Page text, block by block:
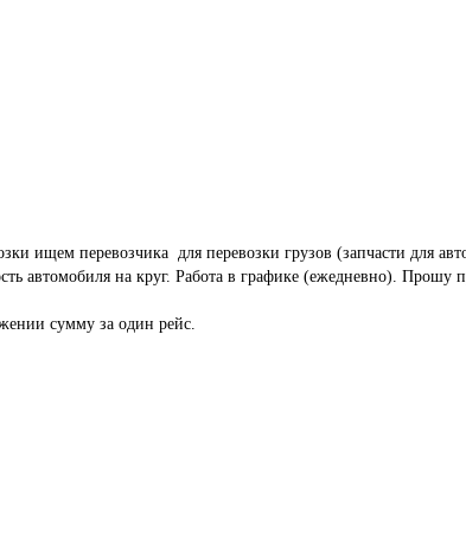
ищем перевозчика  для перевозки грузов (запчасти для
автомобиля на круг. Работа в графике (ежедневно). Прошу
сумму за один рейс.